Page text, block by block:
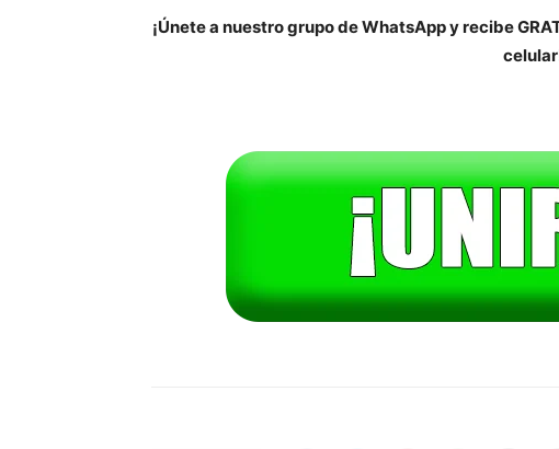
¡Únete a nuestro grupo de WhatsApp y recibe